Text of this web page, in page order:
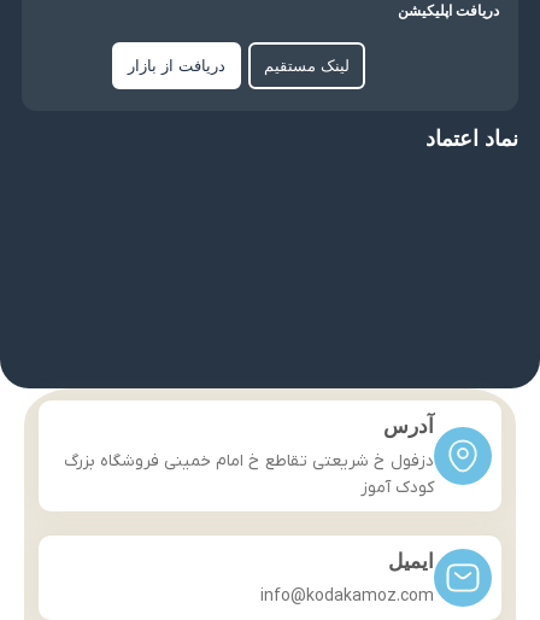
دریافت اپلیکیشن
لینک مستقیم دریافت از بازار
نماد اعتماد
آدرس
دزفول خ شریعتی تقاطع خ امام خمینی فروشگاه بزرگ
کودک آموز
ایمیل
info@kodakamoz.com